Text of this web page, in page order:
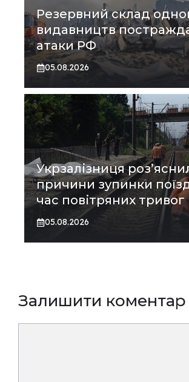
Резервний склад
видавництв
атаки РФ
05.08.2026
Укрзалізниця
причини зупинки
час повітряних тривог
05.08.2026
Залишити коментар